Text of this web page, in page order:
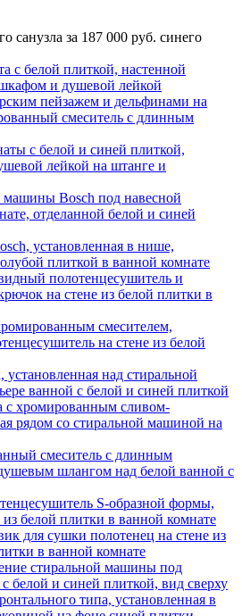
санузла за 187 000 руб. синего